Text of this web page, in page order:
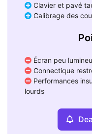
Clavier et pavé
Calibrage des
Écran peu
Connectique
Performances
lourds